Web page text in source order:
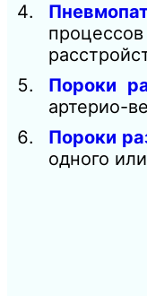
Пороки
артерио-
Пороки
одного